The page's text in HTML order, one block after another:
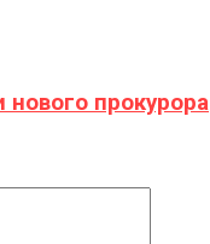
прокурора